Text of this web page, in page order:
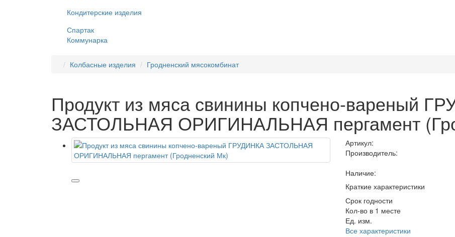
Кондитерские изделия
Спартак
Коммунарка
Колбасные изделия Гродненский мясокомбинат
Продукт из мяса свинины копчено-вареный
ЗАСТОЛЬНАЯ ОРИГИНАЛЬНАЯ пергамент
Артикул:
Производитель:
Наличие:
Краткие характеристики
Срок годности
Кол-во в 1 месте
Ед. изм.
Все характеристики